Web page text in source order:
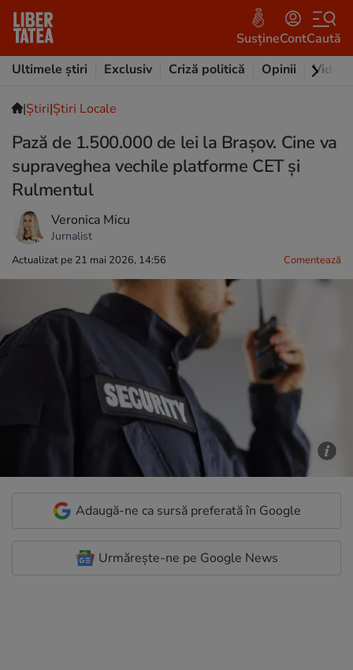
SusțineContCaută
Ultimele știri
Exclusiv Criză politică Opinii Video
|Ştiri|Știri Locale
Pază de 1.500.000 de lei la Brașov. Cine va
supraveghea vechile platforme CET și
Rulmentul
Veronica Micu
Jurnalist
Actualizat pe 21 mai 2026, 14:56 Comentează
Adaugă-ne ca sursă preferată în Google
Urmărește-ne pe Google News